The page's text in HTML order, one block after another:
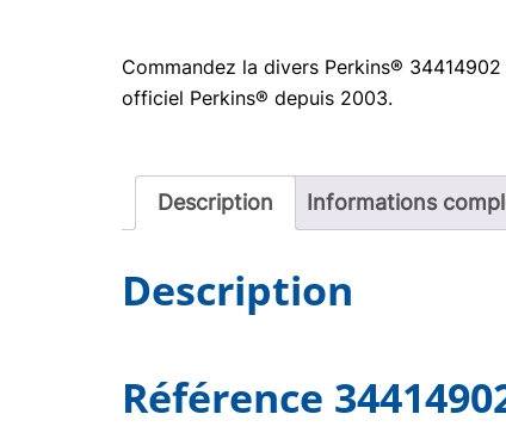
Commandez la divers Perkins®
officiel Perkins® depuis 2003.
Description Informations
Description
Référence